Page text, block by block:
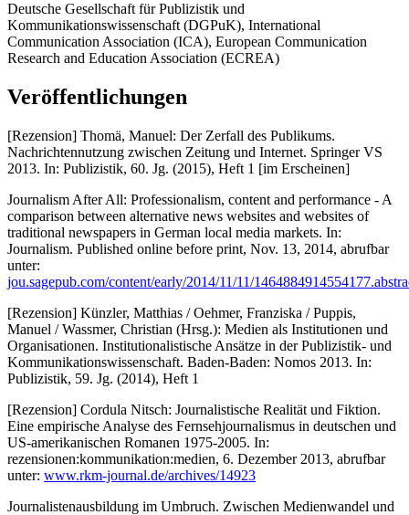
Deutsche Gesellschaft für Publizistik und
Kommunikationswissenschaft (DGPuK), International
Communication Association (ICA), European Communication
Research and Education Association (ECREA)
Veröffentlichungen
[Rezension] Thomä, Manuel: Der Zerfall des Publikums.
Nachrichtennutzung zwischen Zeitung und Internet. Springer VS
2013. In: Publizistik, 60. Jg. (2015), Heft 1 [im Erscheinen]
Journalism After All: Professionalism, content and performance - A
comparison between alternative news websites and websites of
traditional newspapers in German local media markets. In:
Journalism. Published online before print, Nov. 13, 2014, abrufbar
unter:
jou.sagepub.com/content/early/2014/11/11/
[Rezension] Künzler, Matthias / Oehmer, Franziska / Puppis,
Manuel / Wassmer, Christian (Hrsg.): Medien als Institutionen und
Organisationen. Institutionalistische Ansätze in der Publizistik- und
Kommunikationswissenschaft. Baden-Baden: Nomos 2013. In:
Publizistik, 59. Jg. (2014), Heft 1
[Rezension] Cordula Nitsch: Journalistische Realität und Fiktion.
Eine empirische Analyse des Fernsehjournalismus in deutschen und
US-amerikanischen Romanen 1975-2005. In:
rezensionen:kommunikation:medien, 6. Dezember 2013, abrufbar
unter: www.rkm-journal.de/archives/14923
Journalistenausbildung im Umbruch. Zwischen Medienwandel und